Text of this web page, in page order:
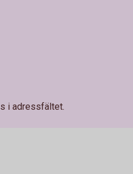
i adressfältet.